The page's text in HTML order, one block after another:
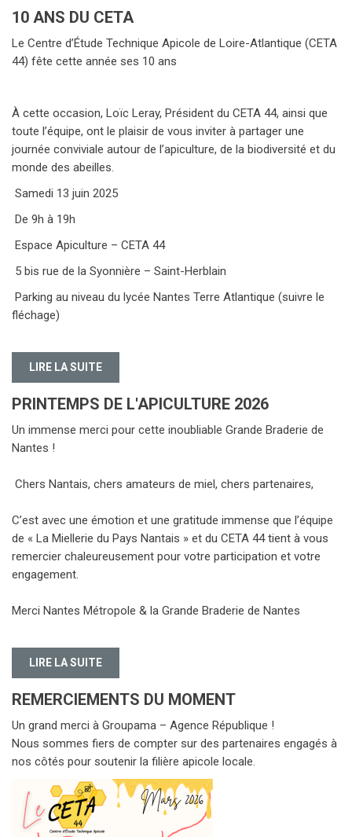
10 ANS DU CETA
Le Centre d’Étude Technique Apicole de Loire-Atlantique (CETA
44) fête cette année ses 10 ans
À cette occasion, Loïc Leray, Président du CETA 44, ainsi que
toute l’équipe, ont le plaisir de vous inviter à partager une
journée conviviale autour de l’apiculture, de la biodiversité et du
monde des abeilles.
Samedi 13 juin 2025
De 9h à 19h
Espace Apiculture – CETA 44
5 bis rue de la Syonnière – Saint-Herblain
Parking au niveau du lycée Nantes Terre Atlantique (suivre le
fléchage)
LIRE LA SUITE
PRINTEMPS DE L'APICULTURE 2026
Un immense merci pour cette inoubliable Grande Braderie de
Nantes !
️ Chers Nantais, chers amateurs de miel, chers partenaires,
C’est avec une émotion et une gratitude immense que l’équipe
de « La Miellerie du Pays Nantais » et du CETA 44 tient à vous
remercier chaleureusement pour votre participation et votre
engagement.
Merci Nantes Métropole & la Grande Braderie de Nantes
LIRE LA SUITE
REMERCIEMENTS DU MOMENT
Un grand merci à Groupama – Agence République !
Nous sommes fiers de compter sur des partenaires engagés à
nos côtés pour soutenir la filière apicole locale.